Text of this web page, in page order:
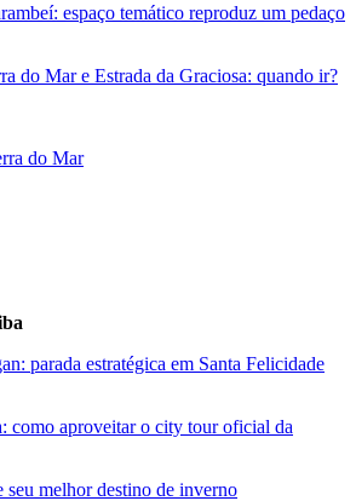
espaço temático reproduz um pedaço
do Mar e Estrada da Graciosa: quando ir?
do Mar
parada estratégica em Santa Felicidade
como aproveitar o city tour oficial da
seu melhor destino de inverno